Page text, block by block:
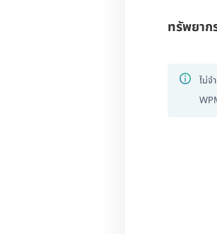
ทรัพยาก
ไม่จ